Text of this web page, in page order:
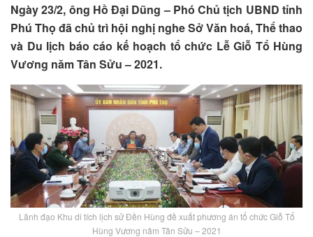
Ngày 23/2, ông Hồ Đại Dũng – Phó Chủ tịch UBND tỉnh
Phú Thọ đã chủ trì hội nghị nghe Sở Văn hoá, Thể thao
và Du lịch báo cáo kế hoạch tổ chức Lễ Giỗ Tổ Hùng
Vương năm Tân Sửu – 2021.
Lãnh đạo Khu di tích lịch sử Đền Hùng đề xuất phương án tổ chức Giỗ Tổ
Hùng Vương năm Tân Sửu – 2021